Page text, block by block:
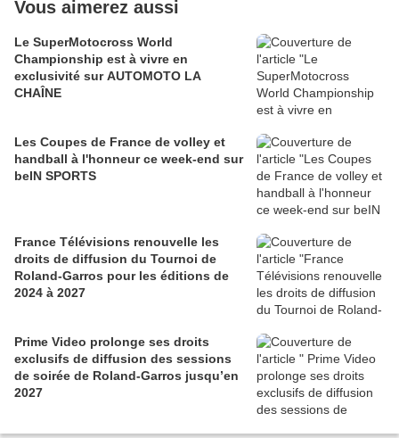
Vous aimerez aussi
Le SuperMotocross World
Championship est à vivre en
exclusivité sur AUTOMOTO LA
CHAÎNE
Les Coupes de France de volley et
handball à l'honneur ce week-end sur
beIN SPORTS
France Télévisions renouvelle les
droits de diffusion du Tournoi de
Roland-Garros pour les éditions de
2024 à 2027
Prime Video prolonge ses droits
exclusifs de diffusion des sessions
de soirée de Roland-Garros jusqu’en
2027